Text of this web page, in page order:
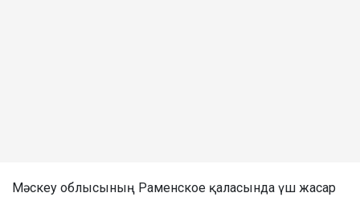
Мәскеу облысының Раменское қаласында үш жасар